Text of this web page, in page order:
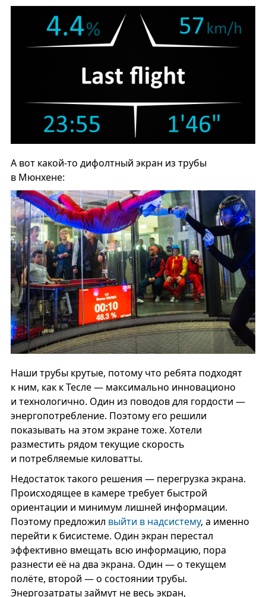
А вот какой-то дифолтный экран из трубы
в Мюнхене:
Наши трубы крутые, потому что ребята подходят
к ним, как к Тесле — максимально инновационо
и технологично. Один из поводов для гордости —
энергопотребление. Поэтому его решили
показывать на этом экране тоже. Хотели
разместить рядом текущие скорость
и потребляемые киловатты.
Недостаток такого решения — перегрузка экрана.
Происходящее в камере требует быстрой
ориентации и минимум лишней информации.
Поэтому предложил выйти в надсистему, а именно
перейти к бисистеме. Один экран перестал
эффективно вмещать всю информацию, пора
разнести её на два экрана. Один — о текущем
полёте, второй — о состоянии трубы.
Энергозатраты займут не весь экран,